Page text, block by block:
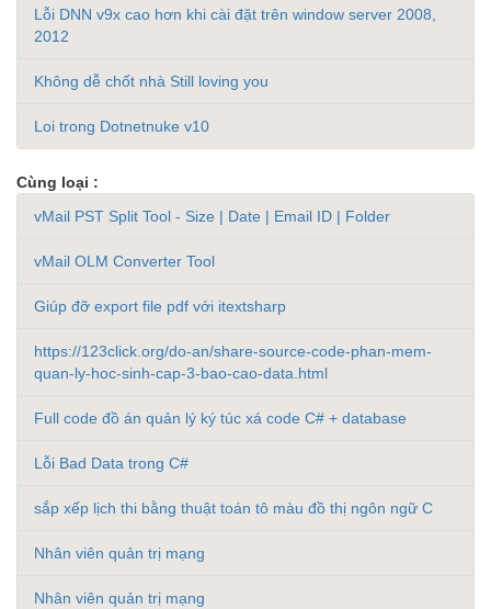
Lỗi DNN v9x cao hơn khi cài đặt trên window server 2008,
2012
Không dễ chốt nhà Still loving you
Loi trong Dotnetnuke v10
Cùng loại :
vMail PST Split Tool - Size | Date | Email ID | Folder
vMail OLM Converter Tool
Giúp đỡ export file pdf với itextsharp
https://123click.org/do-an/share-source-code-phan-mem-
quan-ly-hoc-sinh-cap-3-bao-cao-data.html
Full code đồ án quản lý ký túc xá code C# + database
Lỗi Bad Data trong C#
sắp xếp lịch thi bằng thuật toán tô màu đồ thị ngôn ngữ C
Nhân viên quản trị mạng
Nhân viên quản trị mạng